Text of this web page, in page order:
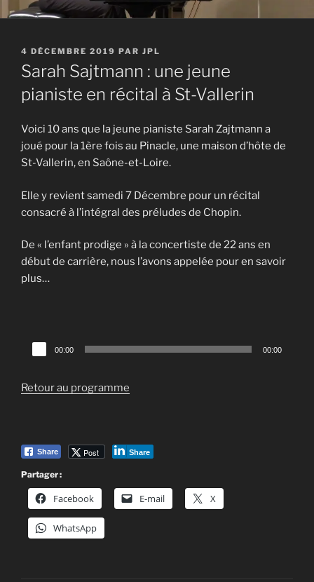
PUBLIÉ
LE
4 DÉCEMBRE 2019 PAR JPL
Sarah Sajtmann : une jeune
pianiste en récital à St-Vallerin
Voici 10 ans que la jeune pianiste Sarah Zajtmann a
joué pour la 1ère fois au Pinacle, une maison d’hôte de
St-Vallerin, en Saône-et-Loire.
Elle y revient samedi 7 Décembre pour un récital
consacré à l’intégral des préludes de Chopin.
De « l’enfant prodige » à la concertiste de 22 ans en
début de carrière, nous l’avons appelée pour en savoir
plus…
Lecteur
audio
00:00 00:00
Retour au programme
Share Post Share
Partager :
Facebook E-mail X
WhatsApp